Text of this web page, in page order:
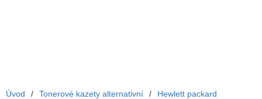
Úvod / Tonerové kazety alternativní / Hewlett packard